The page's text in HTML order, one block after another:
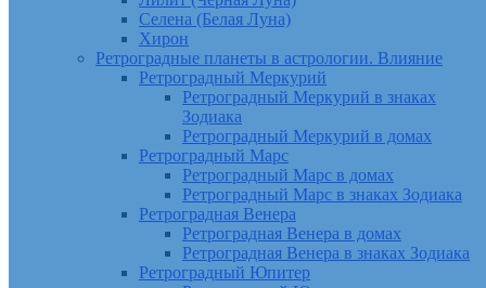
Селена (Белая Луна)
Хирон
Ретроградные планеты в астрологии. Влияние
Ретроградный Меркурий
Ретроградный Меркурий в знаках
Зодиака
Ретроградный Меркурий в домах
Ретроградный Марс
Ретроградный Марс в домах
Ретроградный Марс в знаках Зодиака
Ретроградная Венера
Ретроградная Венера в домах
Ретроградная Венера в знаках Зодиака
Ретроградный Юпитер